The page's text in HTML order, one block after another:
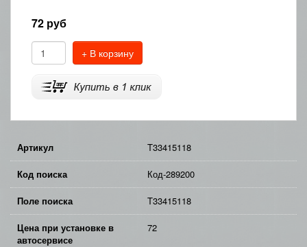
72 руб
+ В корзину
Артикул T33415118
Код поиска Код-289200
Поле поиска T33415118
Цена при установке в
автосервисе
72